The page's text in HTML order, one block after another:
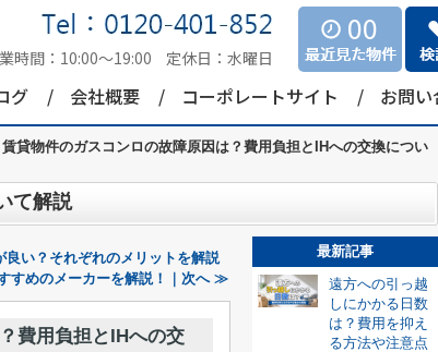
時間： 10:00～19:00 定休日： 水曜日
00
グ 会社概要 コーポレートサイト お問い
賃貸物件のガスコンロの故障原因は？費用負担とIHへの交換につい
て解説
い？それぞれのメリットを解説
すめのメーカーを解説！｜次へ ≫
費用負担とIHへの交
最新記事
遠方への引っ越
しにかかる日数
は？費用を抑え
る方法や注意点